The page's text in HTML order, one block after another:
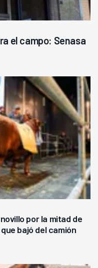
el campo: Senasa
por la mitad de
bajó del camión